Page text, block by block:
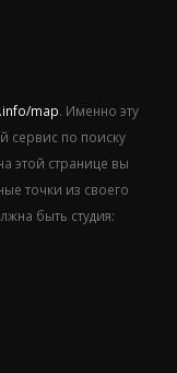
map. Именно эту
сервис по поиску
этой странице вы
точки из своего
быть студия: